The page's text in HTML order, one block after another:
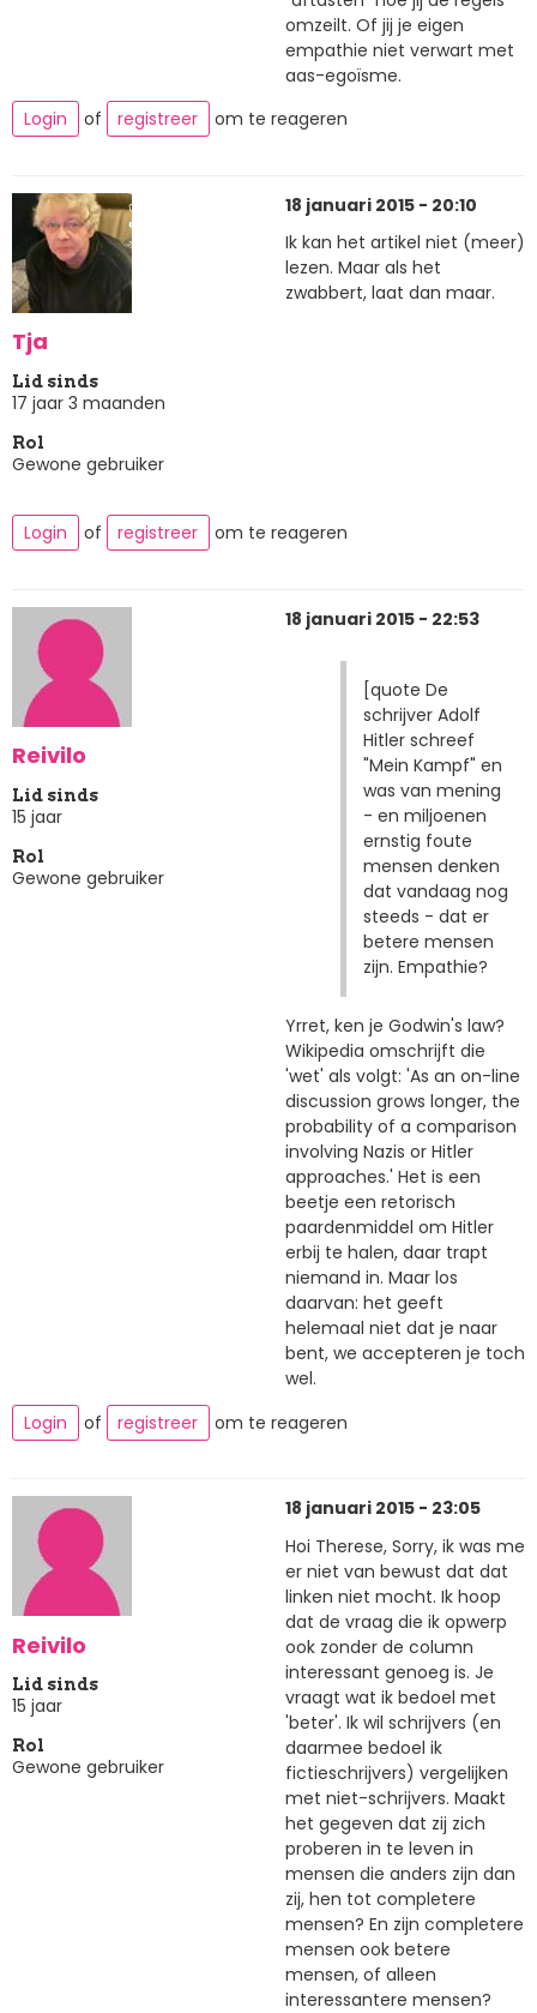
omzeilt. Of jij je eigen
empathie niet verwart met
aas-egoïsme.
Login
of registreer om te reageren
Tja
Lid sinds
17 jaar 3 maanden
Rol
Gewone gebruiker
18 januari 2015 - 20:10
Ik kan het artikel niet (meer)
lezen. Maar als het
zwabbert, laat dan maar.
Login of registreer om te reageren
Reivilo
Lid sinds
15 jaar
Rol
Gewone gebruiker
18 januari 2015 - 22:53
[quote De
schrijver Adolf
Hitler schreef
"Mein Kampf" en
was van mening
- en miljoenen
ernstig foute
mensen denken
dat vandaag nog
steeds - dat er
betere mensen
zijn. Empathie?
Yrret, ken je Godwin's law?
Wikipedia omschrijft die
'wet' als volgt: 'As an on-line
discussion grows longer, the
probability of a comparison
involving Nazis or Hitler
approaches.' Het is een
beetje een retorisch
paardenmiddel om Hitler
erbij te halen, daar trapt
niemand in. Maar los
daarvan: het geeft
helemaal niet dat je naar
bent, we accepteren je toch
wel.
Login
of registreer om te reageren
Reivilo
Lid sinds
15 jaar
Rol
Gewone gebruiker
18 januari 2015 - 23:05
Hoi Therese, Sorry, ik was me
er niet van bewust dat dat
linken niet mocht. Ik hoop
dat de vraag die ik opwerp
ook zonder de column
interessant genoeg is. Je
vraagt wat ik bedoel met
'beter'. Ik wil schrijvers (en
daarmee bedoel ik
fictieschrijvers) vergelijken
met niet-schrijvers. Maakt
het gegeven dat zij zich
proberen in te leven in
mensen die anders zijn dan
zij, hen tot completere
mensen? En zijn completere
mensen ook betere
mensen, of alleen
interessantere mensen?